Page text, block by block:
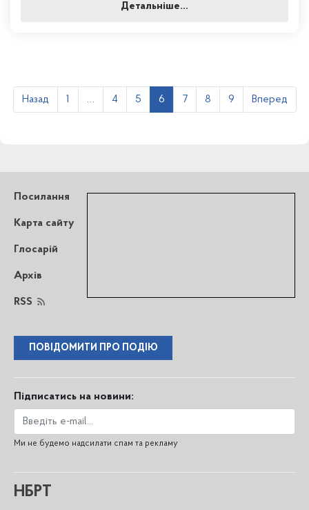
Детальніше...
Назад 1 … 4 5 6 7 8 9 Вперед
Посилання
Карта сайту
Глосарій
Архів
RSS
ПОВІДОМИТИ ПРО ПОДІЮ
Підписатись на новини:
Ми не будемо надсилати спам та рекламу
НБРТ